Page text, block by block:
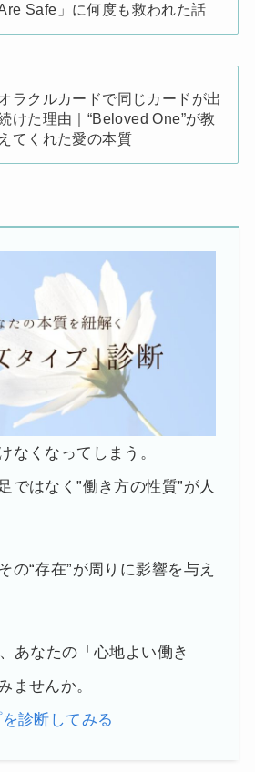
Safe」に何度も救われた話
ラクルカードで同じカードが出
けた理由｜“Beloved One”が教
えてくれた愛の本質
なくなってしまう。
ではなく”働き方の性質”が人
の“存在”が周りに影響を与え
あなたの「心地よい働き
ませんか。
診断してみる